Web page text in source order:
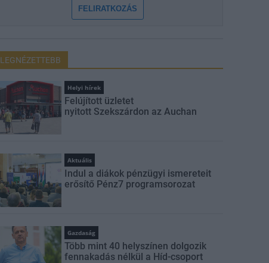
FELIRATKOZÁS
LEGNÉZETTEBB
Helyi hírek
Felújított üzletet
nyitott Szekszárdon az Auchan
Aktuális
Indul a diákok pénzügyi ismereteit
erősítő Pénz7 programsorozat
Gazdaság
Több mint 40 helyszínen dolgozik
fennakadás nélkül a Híd-csoport